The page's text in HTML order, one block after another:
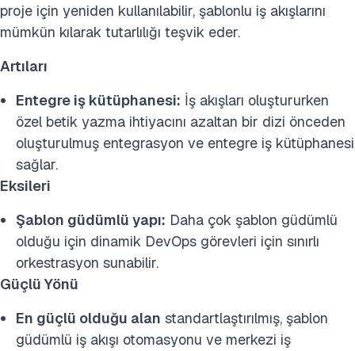
proje için yeniden kullanılabilir, şablonlu iş akışlarını
mümkün kılarak tutarlılığı teşvik eder.
Artıları
Entegre iş kütüphanesi: İş akışları oluştururken
özel betik yazma ihtiyacını azaltan bir dizi önceden
oluşturulmuş entegrasyon ve entegre iş kütüphanesi
sağlar.
Eksileri
Şablon güdümlü yapı: Daha çok şablon güdümlü
olduğu için dinamik DevOps görevleri için sınırlı
orkestrasyon sunabilir.
Güçlü Yönü
En güçlü olduğu alan standartlaştırılmış, şablon
güdümlü iş akışı otomasyonu ve merkezi iş